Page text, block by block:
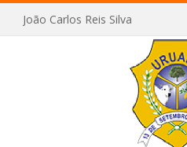
João Carlos Reis Silva